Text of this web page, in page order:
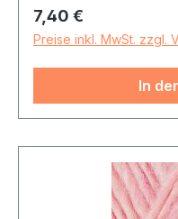
Regulärer Preis:
7,40 €
Preise inkl. MwSt. zzgl.
In